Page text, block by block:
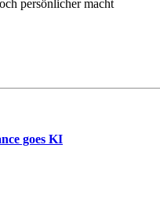
persönlicher macht
goes KI